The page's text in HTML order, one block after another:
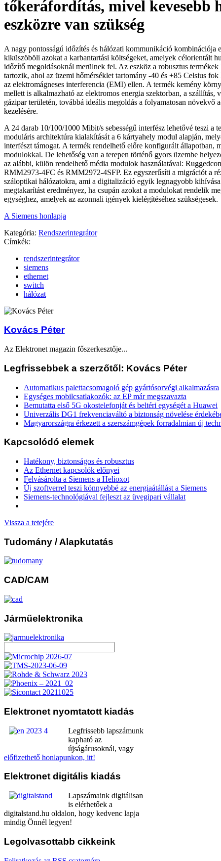
tőkeráfordítás, mivel kevesebb
eszközre van szükség
A nagy pontosságú időzítés és hálózati kommunikáció kombinációja
kiküszöböli azokat a karbantartási költségeket, amelyek célorientált
időzítő megoldásoknál merülnek fel. Az eszköz a robusztus termékek
tartozik, ahol az üzemi hőmérséklet tartomány -40 és +85 Celsius fok
az elektromágneses interferencia (EMI) ellen. A termék kemény
mellett is alkalmazható az elektromos energia szektorban, a szállítás,
gázipar területén, továbbá ideális megoldás a folyamatosan növekvő
kezelésére.
A 24 darab 10/100/1000 Mibit/s sebességű interfész lehetővé teszi a
moduláris architektúra kialakítását a 6 kártyahely modul alapján,
interfészt támogat. A termék rendelhető előre konfigurált állapotban,
modulokkal. De lehetőség van a terepen történő gyors üzembe
az alábbi, külön rendelhető média modulok használatával:
RMM2973-4FC és RMM2972-4SFP. Ez egyszerűsíti a migrációt a
száloptikai hálózatokra, ami a digitalizáció egyik legnagyobb
megtakarítást eredményez, ha csupán azokat a modulokat rendelik
egységhez, amelyek az azonnali igények kielégítéséhez szükségesek.
A Siemens honlapja
Kategória: Rendszerintegrátor
Címkék:
rendszerintegrátor
siemens
ethernet
switch
hálózat
Kovács Péter
Az Elektronet magazin főszerkesztője...
Legfrissebbek a szerzőtől: Kovács Péter
Automatikus palettacsomagoló gép gyártósorvégi alkalmazásra
Egységes mobilcsatlakozók: az EP már megszavazta
Bemutatta első 5G okostelefonját és beltéri egységét a Huawei
Univerzális DG1 frekvenciaváltó a biztonság növelése
Magyarországra érkezett a szerszámgépek forradalmian új
Kapcsolódó elemek
Hatékony, biztonságos és robusztus
Az Ethernet kapcsolók előnyei
Felvásárolta a Siemens a Helioxot
Új szoftverrel teszi könnyebbé az energiaátállást a Siemens
Siemens-technológiával fejleszt az üvegipari vállalat
Vissza a tetejére
Tudomány / Alapkutatás
CAD/CAM
Járműelektronika
Elektronet nyomtatott kiadás
Legfrissebb lapszámunk
kapható az
újságárusoknál, vagy
előfizethető honlapunkon, itt!
Elektronet digitális kiadás
Lapszámaink digitálisan
is elérhetőek a
digitalstand.hu oldalon, hogy kedvenc lapja
mindig Önnél legyen!
Legolvasottabb cikkeink